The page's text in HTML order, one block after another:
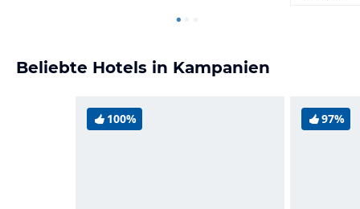
Beliebte Hotels in Kampanien
100% 97%